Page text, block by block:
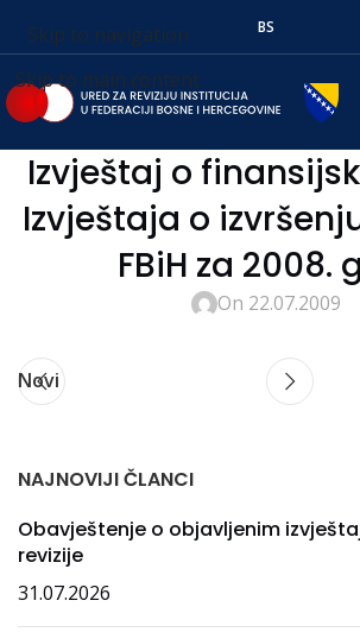
Skip to navigation
Skip to main content
BS
Izvještaj o
Izvještaja o
FBiH za 2008.
On 22.07.2009
Novi
NAJNOVIJI ČLANCI
Obavještenje o objavljenim
revizije
31.07.2026